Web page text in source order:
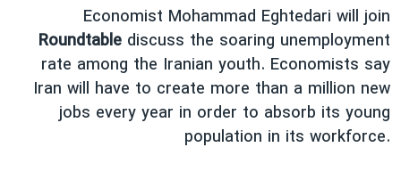
چهل سال گروگان‌گیری
قانون شفافیت دارائی کادر رهبری ایران
اعتراضات مردمی آبان ۹۸
اسرائیل در جنگ
نرگس محمدی برنده جایزه نوبل صلح
Economist Mohammad Eghtedari will join
Roundtable discuss the soaring unemployment
rate among the Iranian youth. Economists say
Iran will have to create more than a million new
jobs every year in order to absorb its young
population in its workforce.